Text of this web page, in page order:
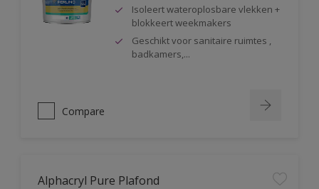
Isoleert wateroplosbare vlekken +
blokkeert weekmakers
Geschikt voor sanitaire ruimtes ,
badkamers,...
Compare
Alphacryl Pure Plafond